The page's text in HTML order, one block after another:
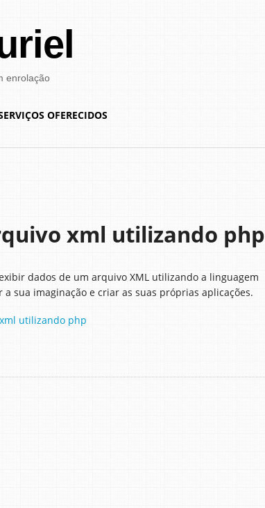
enrolação
OFERECIDOS
xml utilizando php
dados de um arquivo XML utilizando a linguagem
sua imaginação e criar as suas próprias aplicações.
utilizando php